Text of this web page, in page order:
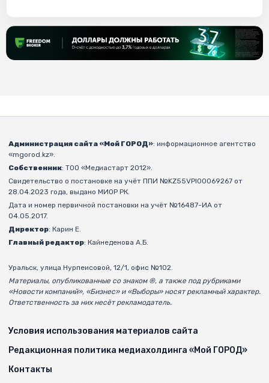
Администрация сайта «Мой ГОРОД»: информационное агентство
«mgorod.kz».
Собственник: ТОО «Медиастарт 2012».
Свидетельство о постановке на учёт ППИ №KZ55VPI00069267 от
28.04.2023 года, выдано МИОР РК.
Дата и номер первичной постановки на учёт №16487-ИА от
04.05.2017.
Директор: Карин Е.
Главный редактор: Кайнеденова А.Б.
Уральск, улица Нурпеисовой, 12/1, офис №102.
Материалы, опубликованные со знаком ®, а также под рубриками
«Новости компаний», «Бизнес» и «Выборы» носят рекламный характер.
Ответственность за них несёт рекламодатель.
Условия использования материалов сайта
Редакционная политика медиахолдинга «Мой ГОРОД»
Контакты